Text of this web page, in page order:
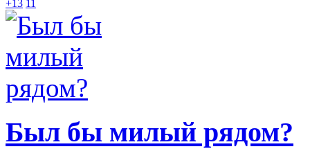
+13 11
Был бы милый рядом?